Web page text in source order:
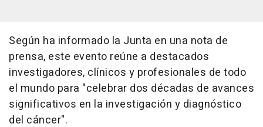
Según ha informado la Junta en una nota de
prensa, este evento reúne a destacados
investigadores, clínicos y profesionales de todo
el mundo para "celebrar dos décadas de avances
significativos en la investigación y diagnóstico
del cáncer".